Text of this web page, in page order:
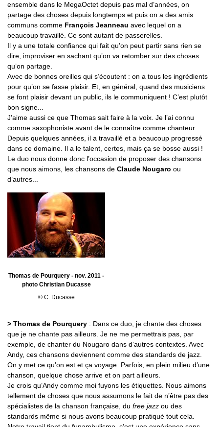
ensemble dans le MegaOctet depuis pas mal d’années, on
partage des choses depuis longtemps et puis on a des amis
communs comme François Jeanneau avec lequel on a
beaucoup travaillé. Ce sont autant de passerelles.
Il y a une totale confiance qui fait qu’on peut partir sans rien se
dire, improviser en sachant qu’on va retomber sur des choses
qu’on partage.
Avec de bonnes oreilles qui s’écoutent : on a tous les ingrédients
pour qu’on se fasse plaisir. Et, en général, quand des musiciens
se font plaisir devant un public, ils le communiquent ! C’est plutôt
bon signe...
J’aime aussi ce que Thomas sait faire à la voix. Je l’ai connu
comme saxophoniste avant de le connaître comme chanteur.
Depuis quelques années, il a travaillé et a beaucoup progressé
dans ce domaine. Il a le talent, certes, mais ça se bosse aussi !
Le duo nous donne donc l’occasion de proposer des chansons
que nous aimons, les chansons de Claude Nougaro ou
d’autres...
Thomas de Pourquery - nov. 2011 -
photo Christian Ducasse
© C. Ducasse
> Thomas de Pourquery : Dans ce duo, je chante des choses
que je ne chante pas ailleurs. Je ne me permettrais pas, par
exemple, de chanter du Nougaro dans d’autres contextes. Avec
Andy, ces chansons deviennent comme des standards de jazz.
On y met ce qu’on est et ça voyage. Parfois, en plein milieu d’une
chanson, quelque chose arrive et on part ailleurs.
Je crois qu’Andy comme moi fuyons les étiquettes. Nous aimons
tellement de choses que nous assumons le fait de n’être pas des
spécialistes de la chanson française, du free jazz ou des
standards même si nous avons beaucoup pratiqué tout cela.